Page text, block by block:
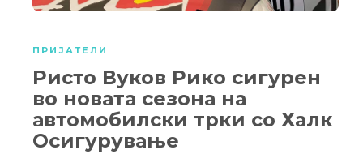
ПРИЈАТЕЛИ
Ристо Вуков Рико сигурен
во новата сезона на
автомобилски трки со Халк
Осигурување